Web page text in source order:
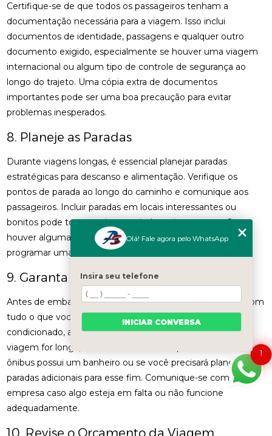
Certifique-se de que todos os passageiros tenham a
documentação necessária para a viagem. Isso inclui
documentos de identidade, passagens e qualquer outro
documento exigido, especialmente se houver uma viagem
internacional ou algum tipo de controle de segurança ao
longo do trajeto. Uma cópia extra de documentos
importantes pode ser uma boa precaução para evitar
problemas inesperados.
8. Planeje as Paradas
Durante viagens longas, é essencial planejar paradas
estratégicas para descanso e alimentação. Verifique os
pontos de parada ao longo do caminho e comunique aos
passageiros. Incluir paradas em locais interessantes ou
bonitos pode tornar a viagem ainda mais prazerosa. Se
houver alguma atração turística no caminho, considere
programar uma parada para que todos possam aproveitar.
9. Garanta que o Ônibus Esteja Equipado
Antes de embarcar, verifique se o ônibus está equipado com
tudo o que você precisa. Isso inclui recursos como ar-
condicionado, aquecimento, sistema de som, etc. Se a
viagem for longa, é um bom momento para verificar se o
ônibus possui um banheiro ou se você precisará planejar
paradas adicionais para esse fim. Comunique-se com a
empresa caso algo esteja em falta ou não funcione
adequadamente.
10. Revise o Orçamento da Viagem
1
Olá! Fale agora pelo WhatsApp
Insira seu telefone
INICIAR CONVERSA